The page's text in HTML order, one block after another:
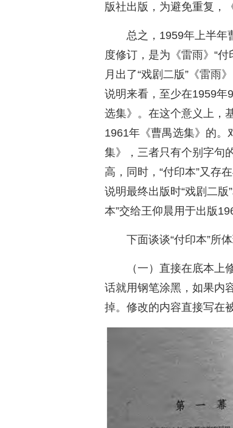
版社出版，为避免重复，
总之，1959年上半年
度修订，是为《雷雨》“
月出了“戏剧二版”《雷雨
说明来看，至少在1959年
选集》。在这个意义上，
1961年《曹禺选集》的。
集》，三者只有个别字句
高，同时，“付印本”又存
说明最终出版时“戏剧二
本”交给王仰晨用于出版
下面谈谈“付印本”所
（一）直接在底本
话就用钢笔涂黑，如果内
掉。修改的内容直接写在